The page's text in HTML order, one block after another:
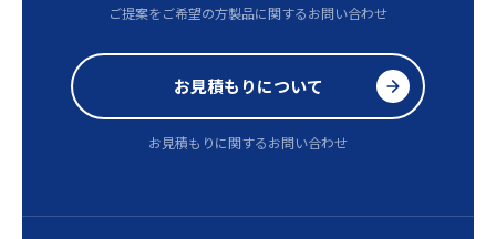
ご提案をご希望の方製品に関するお問い合わせ
お見積もりについて
お見積もりに関するお問い合わせ